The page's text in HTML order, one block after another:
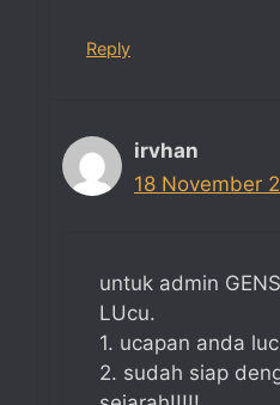
Reply
irvhan
18 November
untuk admin
LUcu.
1. ucapan anda
2. sudah siap